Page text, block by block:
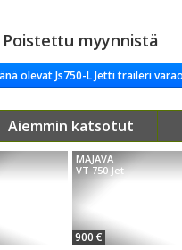
Poistettu myynnistä
olevat Js750-L Jetti traileri
Aiemmin katsotut
MAJAVA
VT 750 Jet
900 €